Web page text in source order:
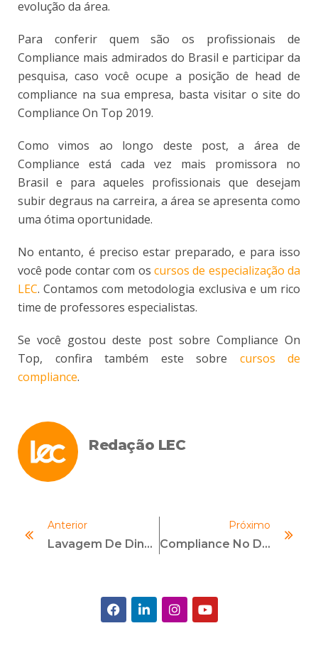
evolução da área.
Para conferir quem são os profissionais de
Compliance mais admirados do Brasil e participar da
pesquisa, caso você ocupe a posição de head de
compliance na sua empresa, basta visitar o site do
Compliance On Top 2019.
Como vimos ao longo deste post, a área de
Compliance está cada vez mais promissora no
Brasil e para aqueles profissionais que desejam
subir degraus na carreira, a área se apresenta como
uma ótima oportunidade.
No entanto, é preciso estar preparado, e para isso
você pode contar com os cursos de especialização da
LEC. Contamos com metodologia exclusiva e um rico
time de professores especialistas.
Se você gostou deste post sobre Compliance On
Top, confira também este sobre cursos de
compliance.
Redação LEC
Anterior
Lavagem De Dinheiro: Saiba O Que É E Como Evitá-La Na Empresa
Próximo
Compliance No Dia A Dia: Pequenas Ações, Grandes Reflexos